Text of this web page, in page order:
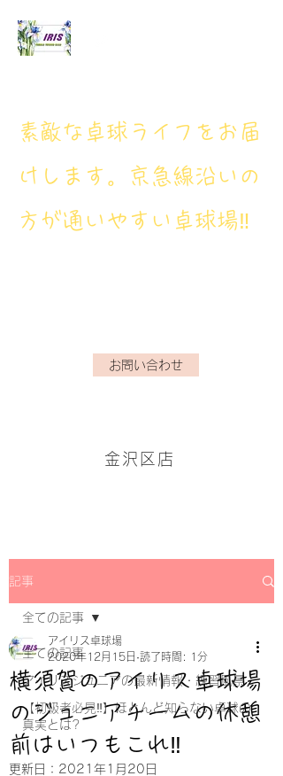
​素敵な卓球ライフをお届
けします。京急線沿いの
方が通いやすい卓球場‼
お問い合わせ
金沢区店
記事
全ての記事
アイリスジュニアの最新情報・練習風景
【初級者必見‼】ほとんど知らない卓球の
真実とは?
全ての記事
横須賀のアイリス卓球場
のジュニアチームの休憩
前はいつもこれ‼
アイリス卓球場
2020年12月15日 読了時間: 1分
更新日： 2021年1月20日